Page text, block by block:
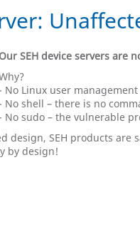
Our SEH device servers are
No Linux user
No shell – there is no
No sudo – the vulnerable
design, SEH products
by design!